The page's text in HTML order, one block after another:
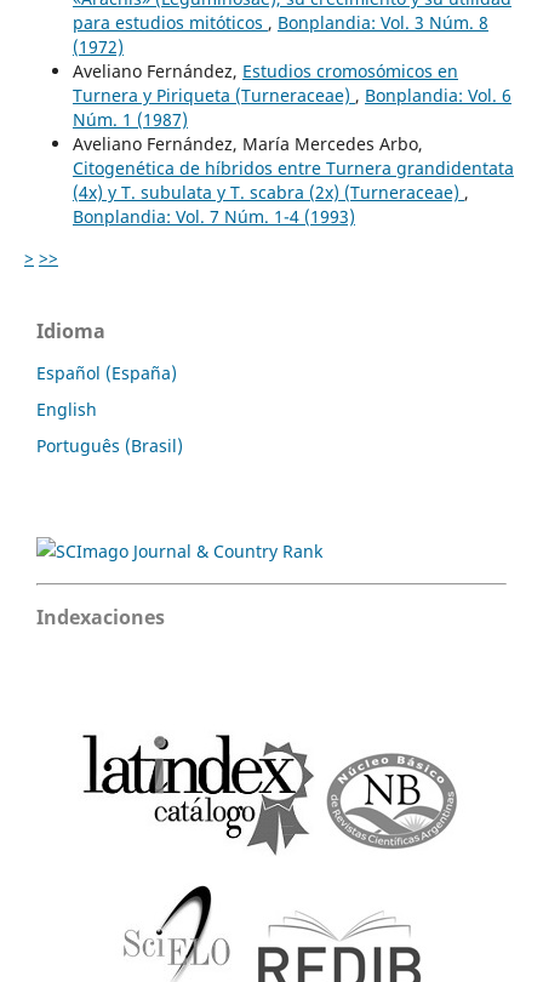
para estudios mitóticos , Bonplandia: Vol. 3 Núm. 8
(1972)
Aveliano Fernández, Estudios cromosómicos en
Turnera y Piriqueta (Turneraceae) , Bonplandia: Vol. 6
Núm. 1 (1987)
Aveliano Fernández, María Mercedes Arbo,
Citogenética de híbridos entre Turnera grandidentata
(4x) y T. subulata y T. scabra (2x) (Turneraceae) ,
Bonplandia: Vol. 7 Núm. 1-4 (1993)
> >>
Idioma
Español (España)
English
Português (Brasil)
Indexaciones